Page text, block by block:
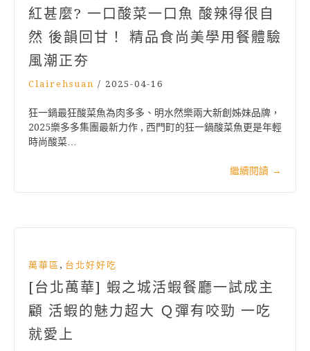
紅甚麼? 一口酸菜一口魚 酸辣得很自
然 後韻回甘！ 精品食尚美學用餐體驗
風潮正夯
Clairehsuan / 2025-04-16
狂一鍋最狂酸菜魚為肉多多、明水然樂兩大新創姊妹品牌，
2025樂多多集團最新力作 , 西門町的狂一鍋酸菜魚更是年輕
時尚酸菜…
繼續閱讀 →
萬華區 , 台北好好吃
[台北萬華] 蝦之城活蝦餐廳一試成主
顧 活蝦的魅力超大 Ｑ彈有咬勁 一吃
就愛上